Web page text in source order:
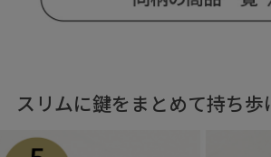
スリムに鍵をまとめて持ち歩